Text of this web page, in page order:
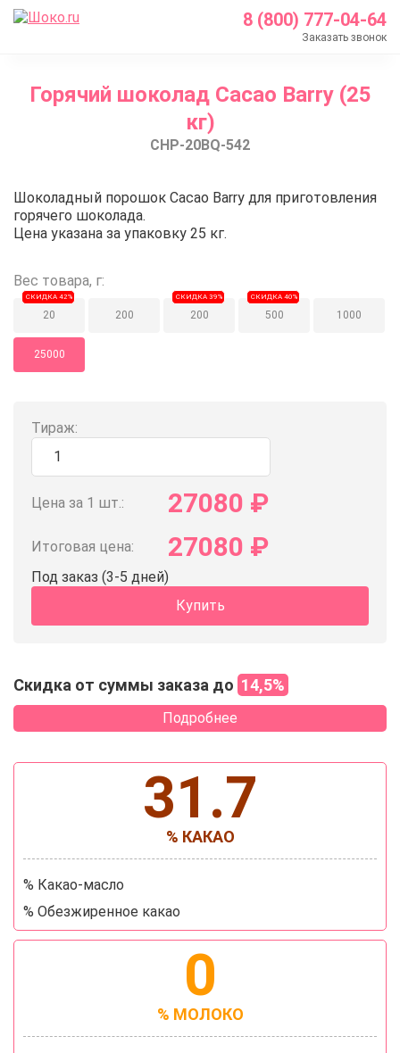
8 (800) 777-04-64
Заказать звонок
Каталог
Шоколад Barry Callebaut
Какао продукты
Горячий шоколад Cacao Barry (25
кг)
CHP-20BQ-542
Горячий шоколад Cacao Barry
Шоколадный порошок Cacao Barry для приготовления
горячего шоколада.
Цена указана за упаковку 25 кг.
Вес товара, г:
СКИДКА 42%
20 200
СКИДКА 39%
200
СКИДКА 40%
500 1000
25000
Тираж:
Цена за 1 шт.: 27080 ₽
Итоговая цена: 27080 ₽
Под заказ (3-5 дней)
Купить
Скидка от суммы заказа до 14,5%
Подробнее
31.7
% КАКАО
% Какао-масло
% Обезжиренное какао
0
% МОЛОКО